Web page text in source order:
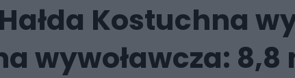
Kostuchna
wywoławcza: